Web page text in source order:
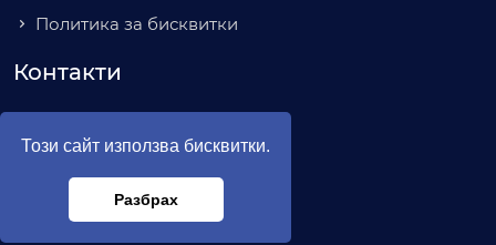
Този сайт използва бисквитки.
Разбрах
Политика за бисквитки
Контакти
гр. София
бул. Акад. Иван Гешов №2Е
hello@server1.bg